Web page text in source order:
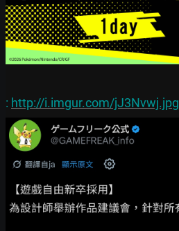
: http://i.imgur.com/jJ3Nvwj.jpg